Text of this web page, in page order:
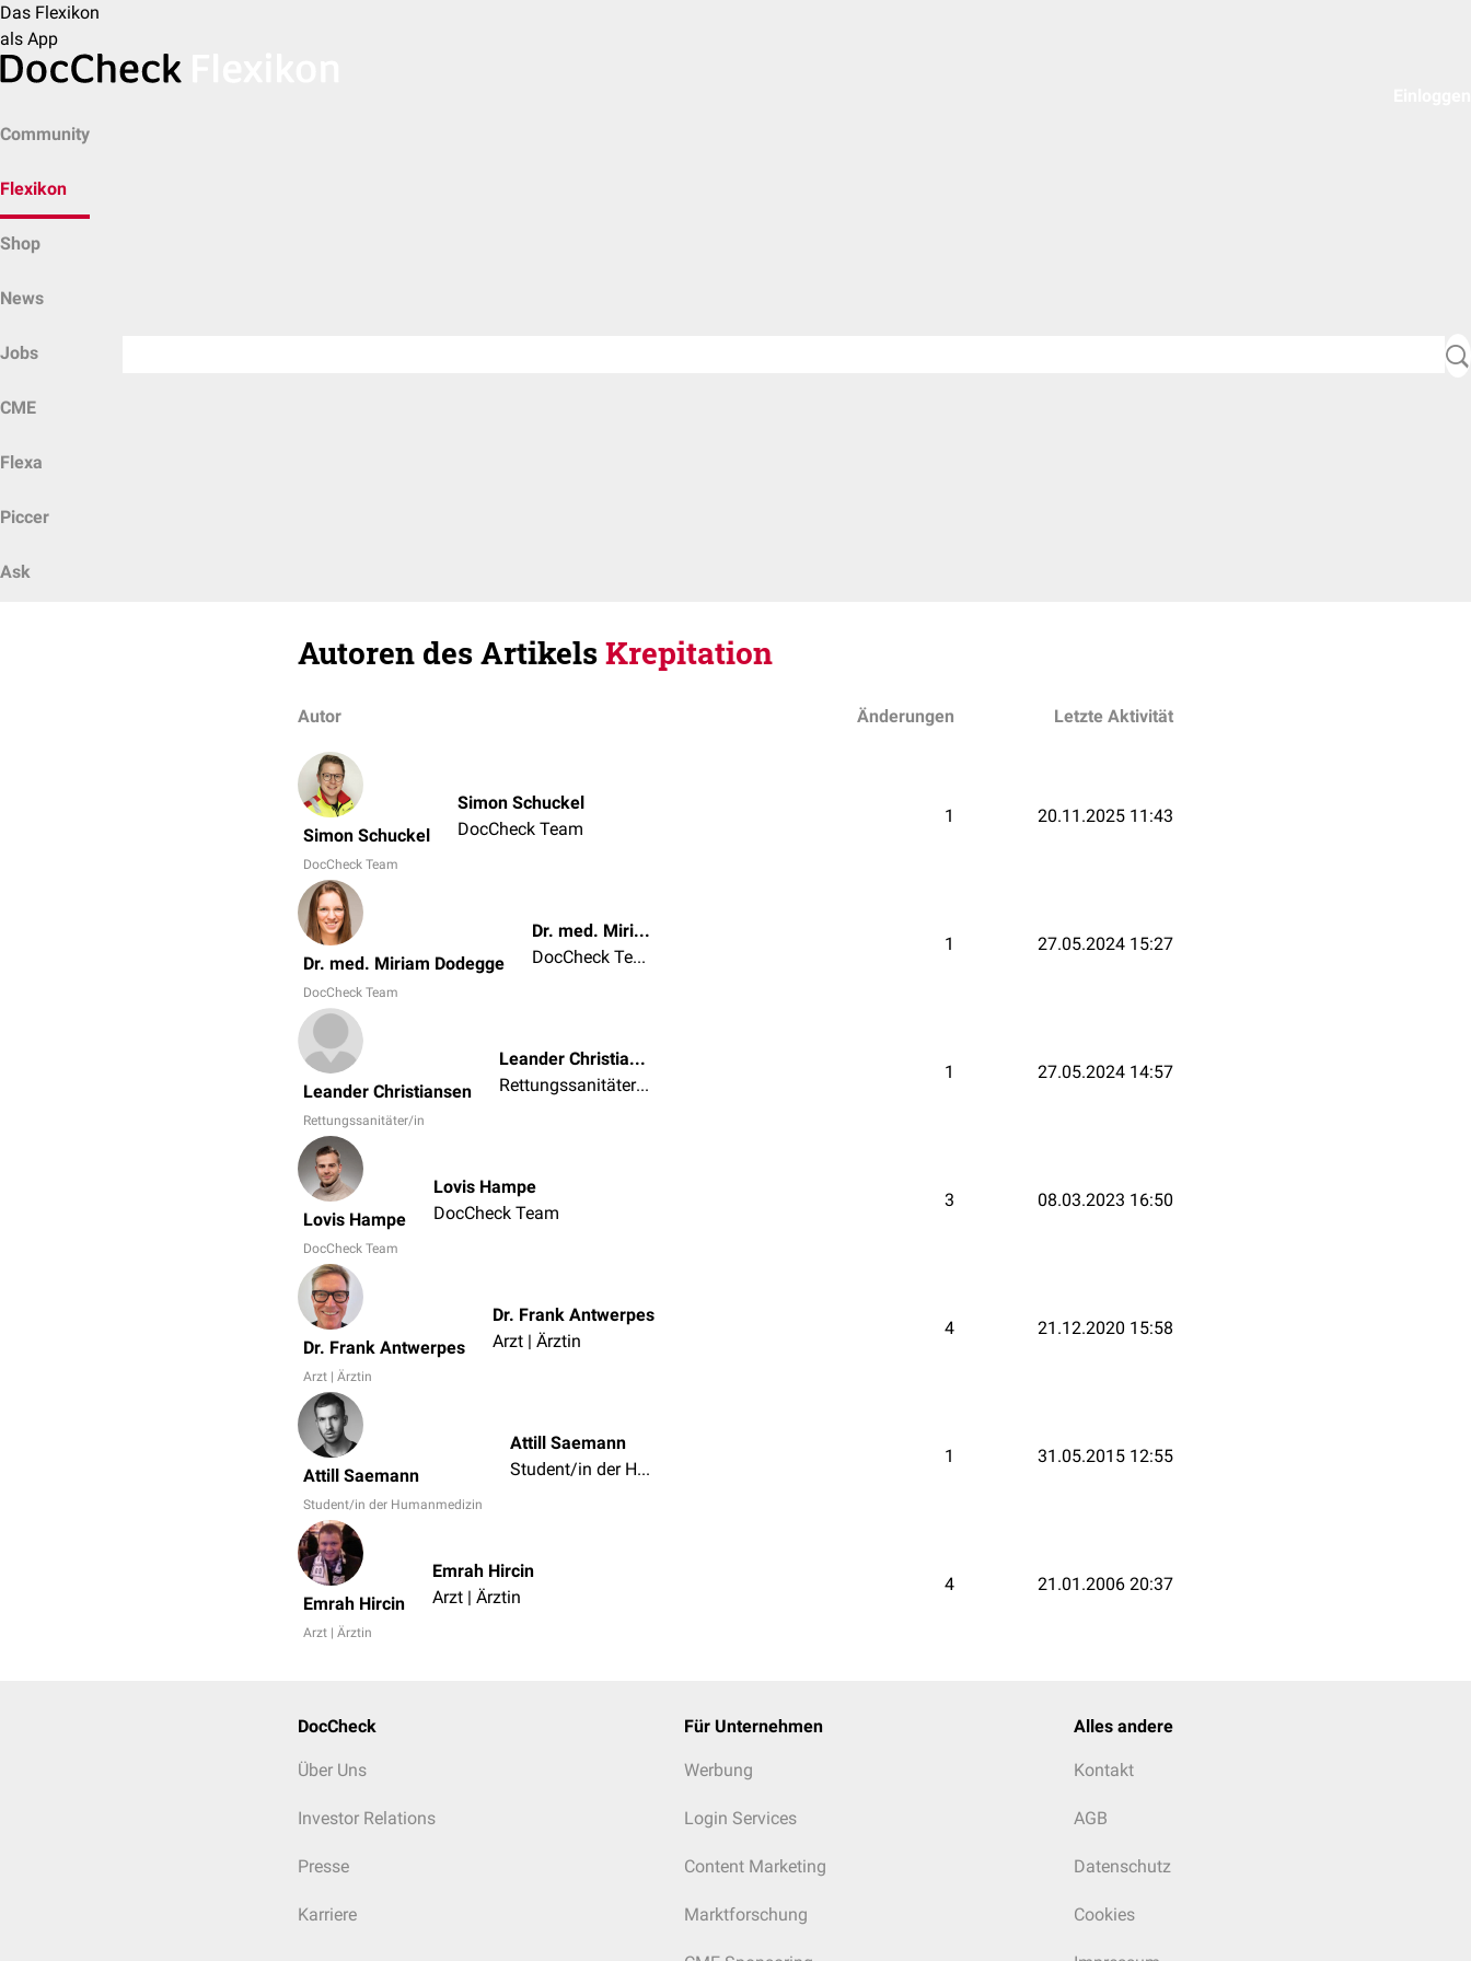
Das Flexikon
als App
Community
Flexikon
Shop
News
Jobs
CME
Flexa
Piccer
Ask
Autoren des ArtikelsKrepitation
Autor Änderungen Letzte Aktivität
Simon Schuckel
DocCheck Team
Simon Schuckel
DocCheck Team
1 20.11.2025 11:43
Dr. med. Miriam Dodegge
DocCheck Team
Dr. med. Miriam Dodegge
DocCheck Team
1 27.05.2024 15:27
Leander Christiansen
Rettungssanitäter/in
Leander Christiansen
Rettungssanitäter/in
1 27.05.2024 14:57
Lovis Hampe
DocCheck Team
Lovis Hampe
DocCheck Team
3 08.03.2023 16:50
Dr. Frank Antwerpes
Arzt | Ärztin
Dr. Frank Antwerpes
Arzt | Ärztin
4 21.12.2020 15:58
Attill Saemann
Student/in der Humanmedizin
Attill Saemann
Student/in der Humanmedizin
1 31.05.2015 12:55
Emrah Hircin
Arzt | Ärztin
Emrah Hircin
Arzt | Ärztin
4 21.01.2006 20:37
DocCheck
Über Uns
Investor Relations
Presse
Karriere
Für Unternehmen
Werbung
Login Services
Content Marketing
Marktforschung
Alles andere
Kontakt
AGB
Datenschutz
Cookies